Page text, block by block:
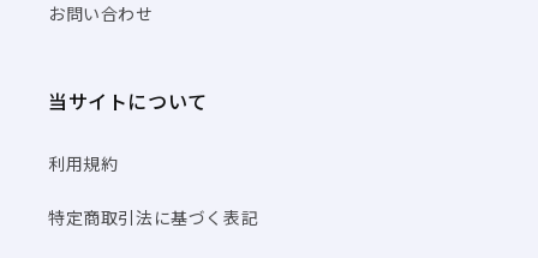
お問い合わせ
当サイトについて
利用規約
特定商取引法に基づく表記